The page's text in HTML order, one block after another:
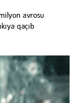
avrosu
qaçıb